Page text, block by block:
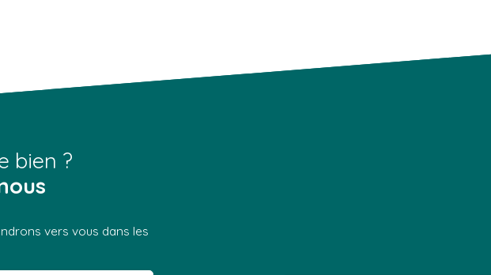
bien ?
vers vous dans les